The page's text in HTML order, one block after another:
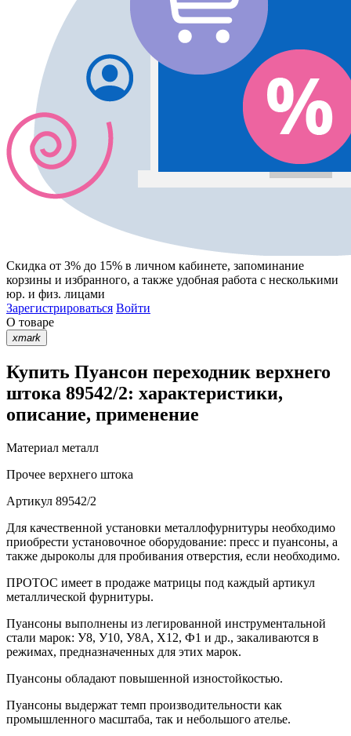
Скидка от 3% до 15% в личном кабинете, запоминание
корзины и избранного, а также удобная работа с несколькими
юр. и физ. лицами
Зарегистрироваться Войти
О товаре
xmark
Купить Пуансон переходник верхнего
штока 89542/2: характеристики,
описание, применение
Материал металл
Прочее верхнего штока
Артикул 89542/2
Для качественной установки металлофурнитуры необходимо
приобрести установочное оборудование: пресс и пуансоны, а
также дыроколы для пробивания отверстия, если необходимо.
ПРОТОС имеет в продаже матрицы под каждый артикул
металлической фурнитуры.
Пуансоны выполнены из легированной инструментальной
стали марок: У8, У10, У8А, Х12, Ф1 и др., закаливаются в
режимах, предназначенных для этих марок.
Пуансоны обладают повышенной изностойкостью.
Пуансоны выдержат темп производительности как
промышленного масштаба, так и небольшого ателье.